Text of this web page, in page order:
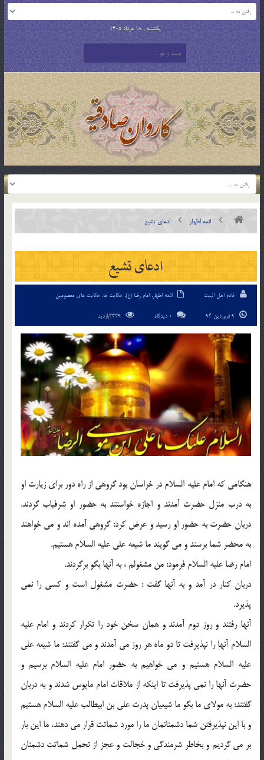
یکشنبه , 18 مرداد 1405
ائمه اطهار ادعای تشيع
ادعای تشيع
خادم اهل البیت ائمه اطهار, امام رضا (ع), حکایت ها, حکایت های معصومین
0 دیدگاه
هنگامي كه امام عليه السلام در خراسان بود گروهي از راه دور براي زيارت او
به درب منزل حضرت آمدند و اجازه خواستند به حضور او شرفياب گردند.
دربان حضرت به حضور او رسيد و عرض كرد: گروهي آمده اند و مي خواهند
به محضر شما برسند و مي گويند ما شيعه علي عليه السلام هستيم.
امام رضا عليه السلام فرمود: من مشغولم ، به آنها بگو برگردند.
دربان كنار در آمد و به آنها گفت : حضرت مشغول است و كسي را نمي
پذيرد.
آنها رفتند و روز دوم آمدند و همان سخن خود را تكرار كردند و امام عليه
السلام آنها را نپذيرفت تا دو ماه هر روز مي آمدند و مي گفتند: ما شيعه علي
عليه السلام هستيم و مي خواهيم به حضور امام عليه السلام برسيم و
حضرت آنها را نمي پذيرفت تا اينكه از ملاقات امام مايوس شدند و به دربان
گفتند: به مولاي ما بگو ما شيعيان پدرت علي بن ابيطالب عليه السلام هستيم
و با اين نپذيرفتن شما دشمنانمان ما را مورد شماتت قرار مي دهند، ما اين بار
بر مي گرديم و بخاطر شرمندگي و خجالت و عجز از تحمل شماتت دشمنان